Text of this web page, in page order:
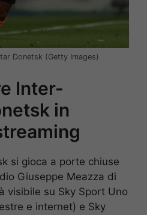
Donetsk (Getty Images)
Inter-
in
si gioca a porte chiuse
Giuseppe Meazza di
visibile su Sky Sport Uno
e internet) e Sky